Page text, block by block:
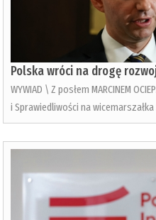
Polska wróci na drogę
WYWIAD \ Z posłem MARCINEM
i Sprawiedliwości na wicemarszałka